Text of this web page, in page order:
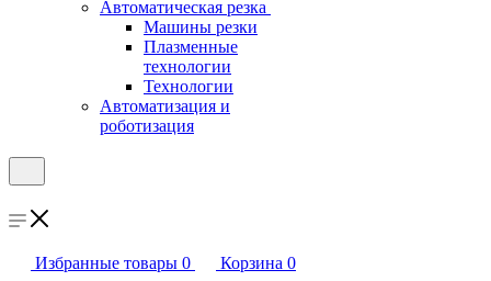
Автоматическая резка
Машины резки
Плазменные
технологии
Технологии
Автоматизация и
роботизация
Избранные товары 0 Корзина 0